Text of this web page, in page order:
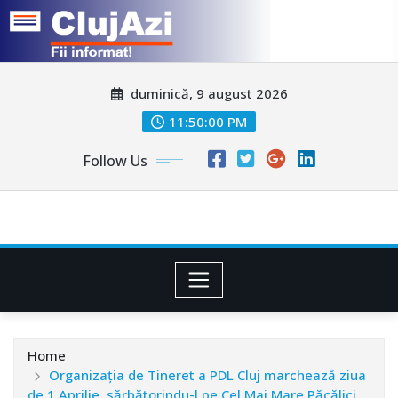
duminică, 9 august 2026
11:50:02 PM
Follow Us
Home
Organizaţia de Tineret a PDL Cluj marchează ziua